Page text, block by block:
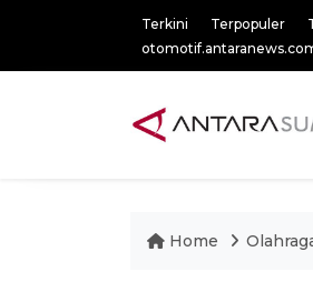
Terkini Terpopuler
Home